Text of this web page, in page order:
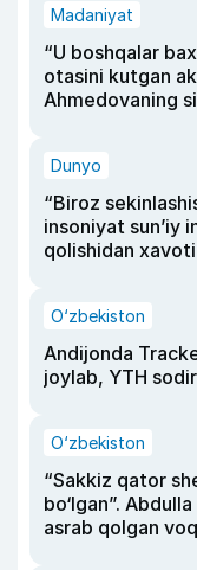
Madaniyat
“U boshqalar
otasini kutgan
Ahmedovaning
Dunyo
“Biroz
insoniyat sun’iy
qolishidan
O‘zbekiston
Andijonda
joylab, YTH
O‘zbekiston
“Sakkiz qator
bo‘lgan”.
asrab qolgan